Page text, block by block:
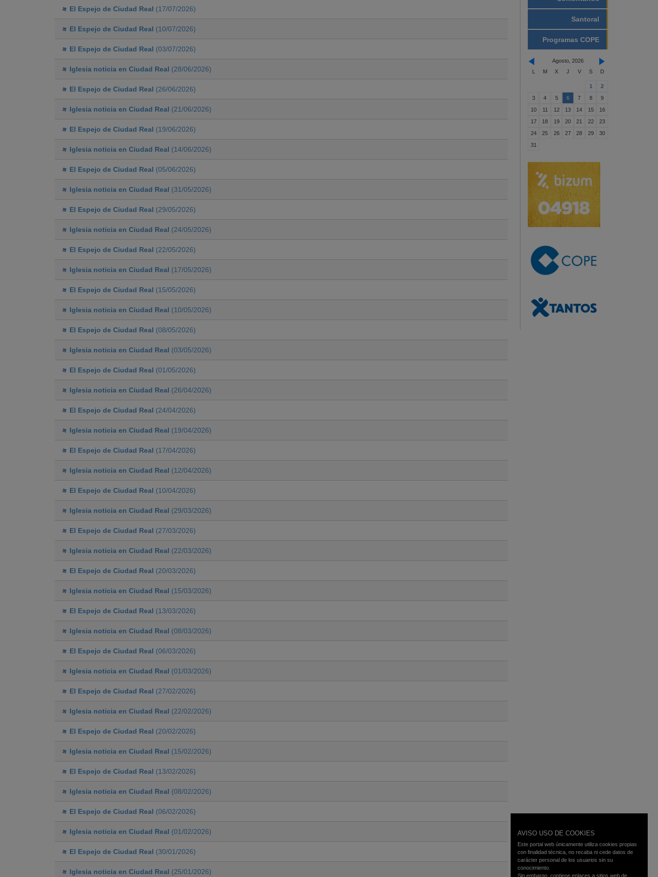
El Espejo de Ciudad Real (17/07/2026)
El Espejo de Ciudad Real (10/07/2026)
El Espejo de Ciudad Real (03/07/2026)
Iglesia noticia en Ciudad Real (28/06/2026)
El Espejo de Ciudad Real (26/06/2026)
Iglesia noticia en Ciudad Real (21/06/2026)
El Espejo de Ciudad Real (19/06/2026)
Iglesia noticia en Ciudad Real (14/06/2026)
El Espejo de Ciudad Real (05/06/2026)
Iglesia noticia en Ciudad Real (31/05/2026)
El Espejo de Ciudad Real (29/05/2026)
Iglesia noticia en Ciudad Real (24/05/2026)
El Espejo de Ciudad Real (22/05/2026)
Iglesia noticia en Ciudad Real (17/05/2026)
El Espejo de Ciudad Real (15/05/2026)
Iglesia noticia en Ciudad Real (10/05/2026)
El Espejo de Ciudad Real (08/05/2026)
Iglesia noticia en Ciudad Real (03/05/2026)
El Espejo de Ciudad Real (01/05/2026)
Iglesia noticia en Ciudad Real (26/04/2026)
El Espejo de Ciudad Real (24/04/2026)
Iglesia noticia en Ciudad Real (19/04/2026)
El Espejo de Ciudad Real (17/04/2026)
Iglesia noticia en Ciudad Real (12/04/2026)
El Espejo de Ciudad Real (10/04/2026)
Iglesia noticia en Ciudad Real (29/03/2026)
El Espejo de Ciudad Real (27/03/2026)
Iglesia noticia en Ciudad Real (22/03/2026)
El Espejo de Ciudad Real (20/03/2026)
Iglesia noticia en Ciudad Real (15/03/2026)
El Espejo de Ciudad Real (13/03/2026)
Iglesia noticia en Ciudad Real (08/03/2026)
El Espejo de Ciudad Real (06/03/2026)
Iglesia noticia en Ciudad Real (01/03/2026)
El Espejo de Ciudad Real (27/02/2026)
Iglesia noticia en Ciudad Real (22/02/2026)
El Espejo de Ciudad Real (20/02/2026)
Iglesia noticia en Ciudad Real (15/02/2026)
El Espejo de Ciudad Real (13/02/2026)
Iglesia noticia en Ciudad Real (08/02/2026)
El Espejo de Ciudad Real (06/02/2026)
Iglesia noticia en Ciudad Real (01/02/2026)
El Espejo de Ciudad Real (30/01/2026)
Iglesia noticia en Ciudad Real (25/01/2026)
Santoral
Programas COPE
Agosto, 2026
L
M X J V S D
1
2
3
4 5 6 7 8
9
10
11 12 13 14 15
16
17
18 19 20 21 22
23
24
25 26 27 28 29
30
31
AVISO USO DE COOKIES
Este portal web únicamente utiliza cookies propias
con finalidad técnica, no recaba ni cede datos de
carácter personal de los usuarios sin su
conocimiento.
Sin embargo, contiene enlaces a sitios web de